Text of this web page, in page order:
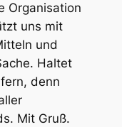
Organisation
uns mit
und
Haltet
, denn
Mit Gruß.